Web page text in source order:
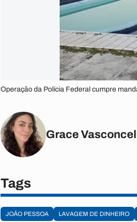
Operação da Polícia Federal cumpre
Grace
Tags
JOÃO PESSOA LAVAGEM DE DINHEIRO